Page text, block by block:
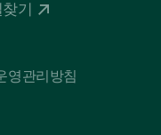
기
영관리방침